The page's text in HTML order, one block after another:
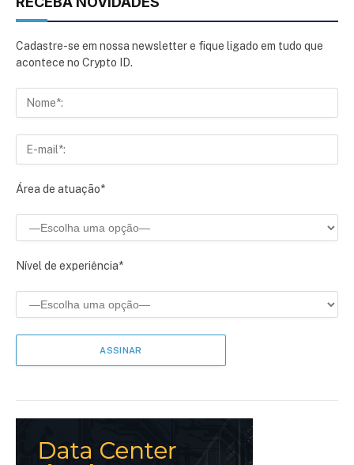
Cadastre-se em nossa newsletter e fique ligado em tudo que
acontece no Crypto ID.
Área de atuação*
Nível de experiência*